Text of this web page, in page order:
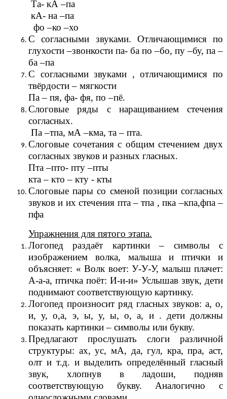
Та- кА –па
кА- на –па
фо –ко –хо
С согласными звуками. Отличающимися по
глухости –звонкости па- ба по –бо, пу –бу, па –
ба –па
С согласными звуками , отличающимися по
твёрдости – мягкости
Па – пя, фа- фя, по –пё.
Слоговые ряды с наращиванием стечения
согласных.
Па –тпа, мА –кма, та – пта.
Слоговые сочетания с общим стечением двух
согласных звуков и разных гласных.
Пта –пто- пту –пты
кта – кто – кту - кты
Слоговые пары со сменой позиции согласных
звуков и их стечения пта – тпа , пка –кпа,фпа –
пфа
Упражнения для пятого этапа.
Логопед раздаёт картинки – символы с
изображением волка, малыша и птички и
объясняет: « Волк воет: У-У-У, малыш плачет:
А-а-а, птичка поёт: И-и-и» Услышав звук, дети
поднимают соответствующую картинку.
Логопед произносит ряд гласных звуков: а, о,
и, у, о,а, э, ы, у, ы, о, а, и . дети должны
показать картинки – символы или букву.
Предлагают прослушать слоги различной
структуры: ах, ус, мА, да, гул, кра, пра, аст,
олт и т.д. и выделить определённый гласный
звук, хлопнув в ладоши, подняв
соответствующую букву. Аналогично с